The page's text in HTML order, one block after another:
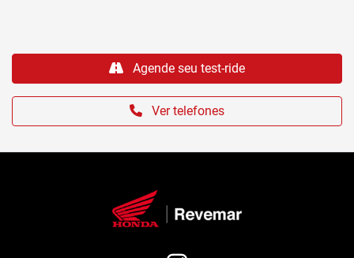
Ver telefones
Agende seu test-ride